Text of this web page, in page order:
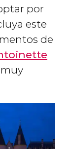
por
este
de